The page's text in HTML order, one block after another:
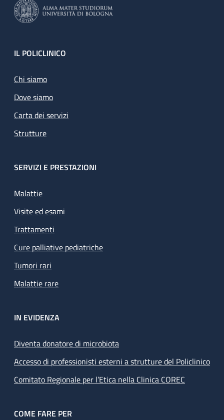
Footer
IL POLICLINICO
Chi siamo
Dove siamo
Carta dei servizi
Strutture
SERVIZI E PRESTAZIONI
Malattie
Visite ed esami
Trattamenti
Cure palliative pediatriche
Tumori rari
Malattie rare
IN EVIDENZA
Diventa donatore di microbiota
Accesso di professionisti esterni a strutture del Policlinico
Comitato Regionale per l’Etica nella Clinica COREC
COME FARE PER